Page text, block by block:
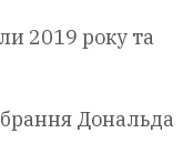
2019 року та
Дональда